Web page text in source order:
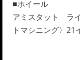
■ホイール
アミスタット ラ
トマシニング〉21